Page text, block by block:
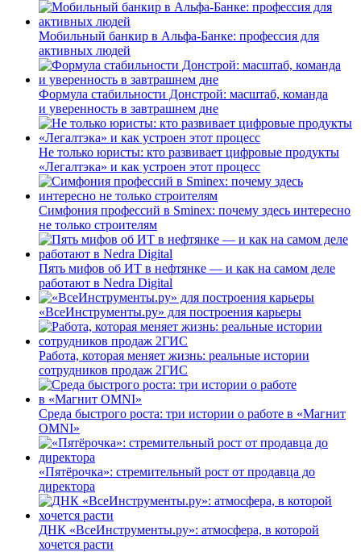
Мобильный банкир в Альфа-Банке: профессия для
активных людей
Формула стабильности Донстрой: масштаб, команда
и уверенность в завтрашнем дне
Не только юристы: кто развивает цифровые продукты
«Легалтэка» и как устроен этот процесс
Симфония профессий в Sminex: почему здесь интересно
не только строителям
Пять мифов об ИТ в нефтянке — и как на самом деле
работают в Nedra Digital
«ВсеИнструменты.ру» для построения карьеры
Работа, которая меняет жизнь: реальные истории
сотрудников продаж 2ГИС
Среда быстрого роста: три истории о работе в «Магнит
OMNI»
«Пятёрочка»: стремительный рост от продавца до
директора
ДНК «ВсеИнструменты.ру»: атмосфера, в которой
хочется расти